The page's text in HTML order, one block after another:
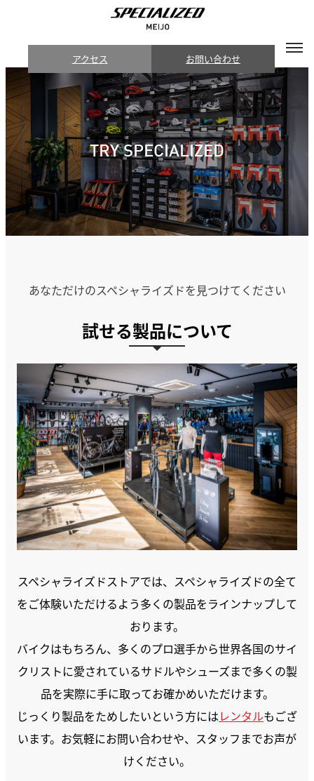
アクセス お問い合わせ
TRY SPECIALIZED
あなただけのスペシャライズドを見つけてください
試せる製品について
スペシャライズドストアでは、スペシャライズドの全て
をご体験いただけるよう多くの製品をラインナップして
おります。
バイクはもちろん、多くのプロ選手から世界各国のサイ
クリストに愛されているサドルやシューズまで多くの製
品を実際に手に取ってお確かめいただけます。
じっくり製品をためしたいという方にはレンタルもござ
います。お気軽にお問い合わせや、スタッフまでお声が
けください。